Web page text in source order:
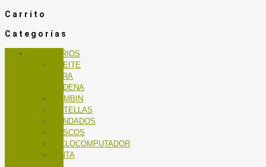
Carrito
Categorías
ACCESORIOS
ACEITE
PARA
CADENA
BOMBIN
BOTELLAS
CANDADOS
CASCOS
CICLOCOMPUTADOR
CINTA